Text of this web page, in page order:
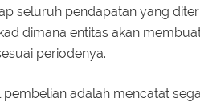
seluruh pendapatan yang
dimana entitas akan
periodenya.
adalah mencatat